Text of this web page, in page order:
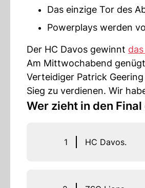
Das einzige Tor des
Powerplays werden
Der HC Davos gewinnt
Am Mittwochabend
Verteidiger Patrick
Sieg zu verdienen. Wir
Wer zieht in den Final
1 HC Davos.